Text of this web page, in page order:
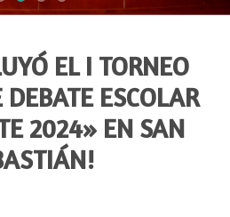
EL I TORNEO
ESCOLAR
2024» EN SAN